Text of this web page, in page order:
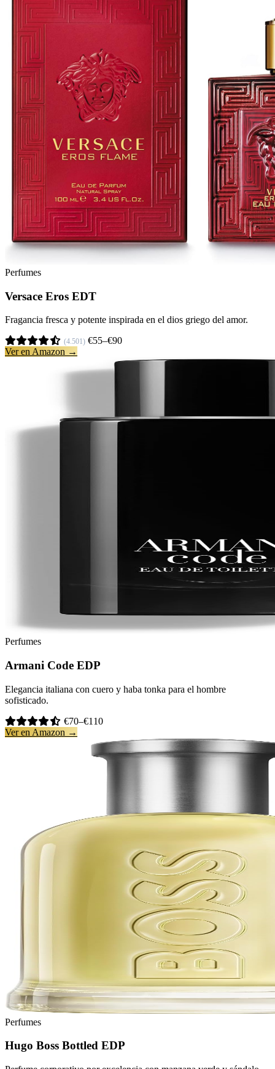
Perfumes
Versace Eros EDT
Fragancia fresca y potente inspirada en el dios griego del amor.
(4.501) €55–€90
Ver en Amazon →
Perfumes
Armani Code EDP
Elegancia italiana con cuero y haba tonka para el hombre
sofisticado.
€70–€110
Ver en Amazon →
Perfumes
Hugo Boss Bottled EDP